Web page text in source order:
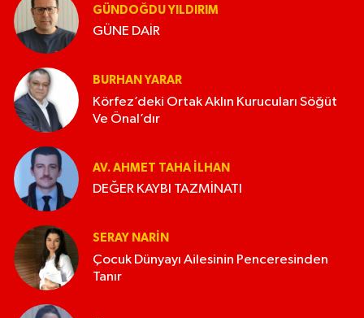
GÜNDOĞDU YILDIRIM
GÜNE DAİR
BURHAN YARAR
Körfez’deki Ortak Aklın Kurucuları Söğüt
Ve Önal’dır
AV. AHMET TAHA İLHAN
DEĞER KAYBI TAZMİNATI
SERAY NARİN
Çocuk Dünyayı Ailesinin Penceresinden
Tanır